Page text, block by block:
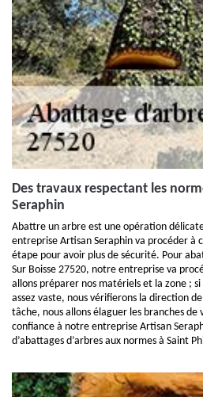
Des travaux respectant les
Seraphin
Abattre un arbre est une opération
entreprise Artisan Seraphin va procéder
étape pour avoir plus de sécurité. Pour
Sur Boisse 27520, notre entreprise va
allons préparer nos matériels et la zone ;
assez vaste, nous vérifierons la direction
tâche, nous allons élaguer les branches de
confiance à notre entreprise Artisan
d’abattages d’arbres aux normes à Saint